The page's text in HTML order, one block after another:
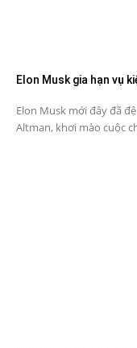
Elon Musk gia hạn vụ
Elon Musk mới đây đã
Altman, khơi mào cuộc